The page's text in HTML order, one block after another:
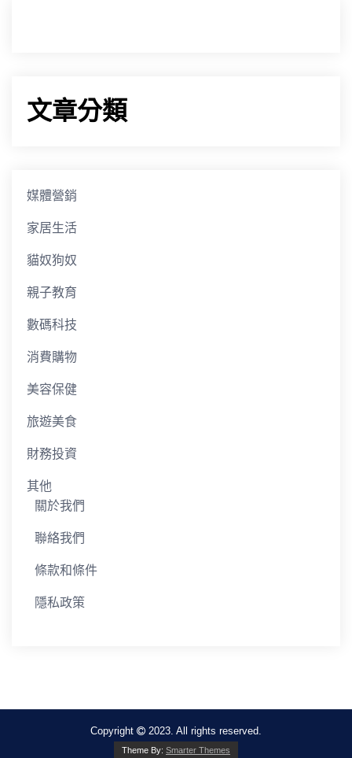
文章分類
媒體營銷
家居生活
貓奴狗奴
親子教育
數碼科技
消費購物
美容保健
旅遊美食
財務投資
其他
關於我們
聯絡我們
條款和條件
隱私政策
Copyright 2023. All rights reserved.
Theme By: Smarter Themes